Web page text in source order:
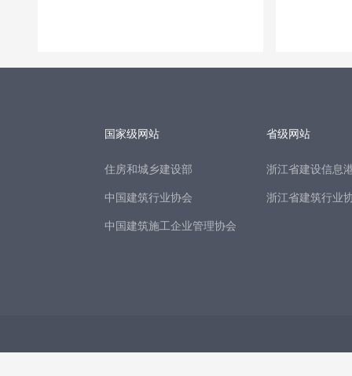
国家级网站
住房和城乡建设部
中国建筑行业协会
中国建筑施工企业管理协会
省级网站
浙江省建设信息
浙江省建筑行业